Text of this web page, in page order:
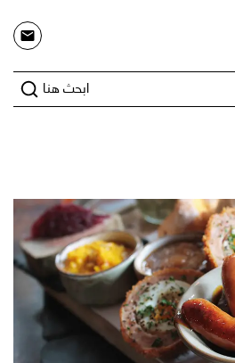
ابحث هنا